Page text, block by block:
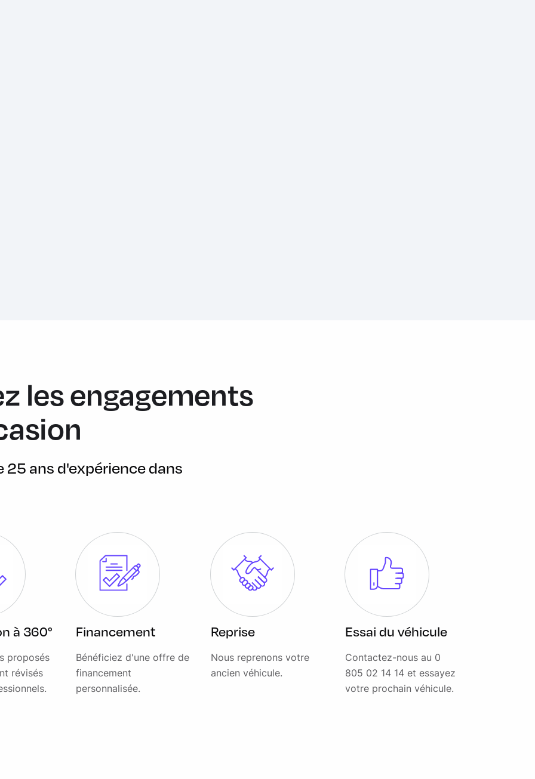
de chargement en deux étapes : 1
les engagements
25 ans d'expérience dans
à 360°
proposés
révisés
Financement
Bénéficiez d'une offre de
financement
personnalisée.
Reprise
Nous reprenons votre
ancien véhicule.
Essai du véhicule
Contactez-nous au 0
805 02 14 14 et essayez
votre prochain véhicule.